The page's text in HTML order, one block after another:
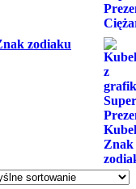
zodiaku